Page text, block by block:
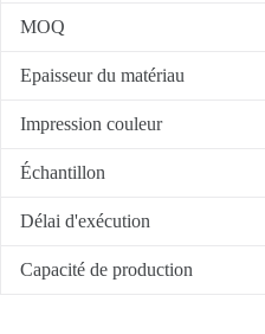
MOQ
Epaisseur du matériau
Impression couleur
Échantillon
Délai d'exécution
Capacité de production